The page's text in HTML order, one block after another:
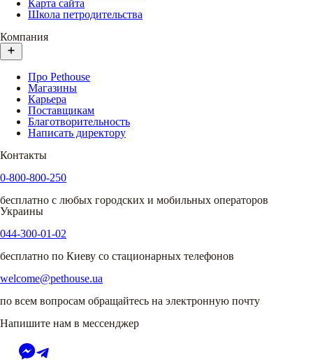
Карта сайта
Школа петродительства
Компания
Про Pethouse
Магазины
Карьера
Поставщикам
Благотворительность
Написать директору
Контакты
0-800-800-250
бесплатно с любых городских и мобильных операторов
Украины
044-300-01-02
бесплатно по Киеву со стационарных телефонов
welcome@pethouse.ua
по всем вопросам обращайтесь на электронную почту
Напишите нам в мессенджер